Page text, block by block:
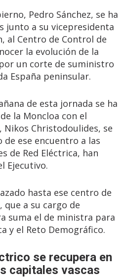
Pedro Sánchez, se ha
junto a su vicepresidenta
al Centro de Control de
la evolución de la
un corte de suministro
España peninsular.
de esta jornada se ha
la Moncloa con el
Nikos Christodoulides, se
ese encuentro a las
de Red Eléctrica, han
Ejecutivo.
hasta ese centro de
que a su cargo de
suma el de ministra para
y el Reto Demográfico.
se recupera en
capitales vascas